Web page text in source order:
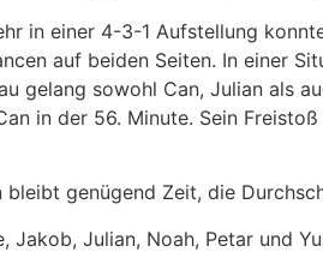
in einer 4-3-1 Aufstellung
auf beiden Seiten. In einer
gelang sowohl Can, Julian als
in der 56. Minute. Sein
genügend Zeit, die
Jakob, Julian, Noah, Petar und